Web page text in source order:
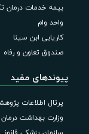
بیمه خدمات درمان
واحد وام
کاریابی ابن سینا
صندوق تعاون و رفاه
پیوندهای مفید
پرتال اطلاعات
وزارت بهداشت